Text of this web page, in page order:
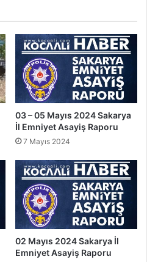
03 – 05 Mayıs 2024 Sakarya
İl Emniyet Asayiş Raporu
7 Mayıs 2024
02 Mayıs 2024 Sakarya İl
Emniyet Asayiş Raporu